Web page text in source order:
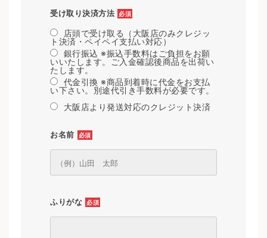
受け取り決済方法 必須
店頭で受け取る（大阪店のみクレジッ
ト決済・ペイペイ支払い対応）
銀行振込 ※振込手数料はご負担をお願
いいたします。ご入金確認後商品を出荷い
たします。
代金引換 ※商品到着時に代金をお支払
い下さい。別途代引き手数料が必要です。
大阪店より発送対応のクレジット決済
お名前 必須
ふりがな 必須